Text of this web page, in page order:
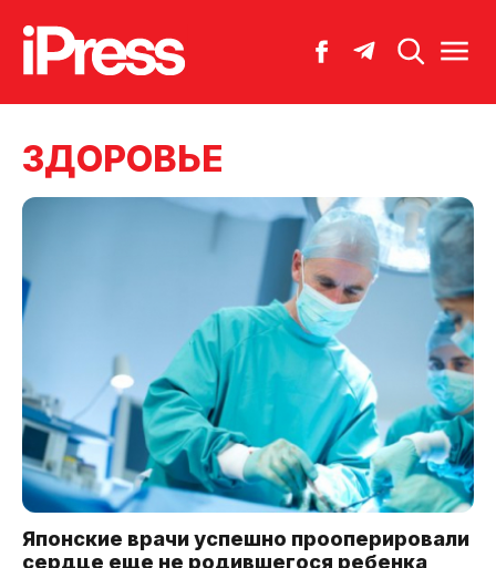
ЗДОРОВЬЕ
Японские врачи успешно прооперировали
сердце еще не родившегося ребенка